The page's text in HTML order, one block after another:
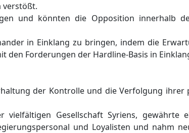
verstößt.
und könnten die Opposition innerhalb
in Einklang zu bringen, indem die
den Forderungen der Hardline-Basis in
der Kontrolle und die Verfolgung ihrer
Gesellschaft Syriens, gewährte
und Loyalisten und nahm